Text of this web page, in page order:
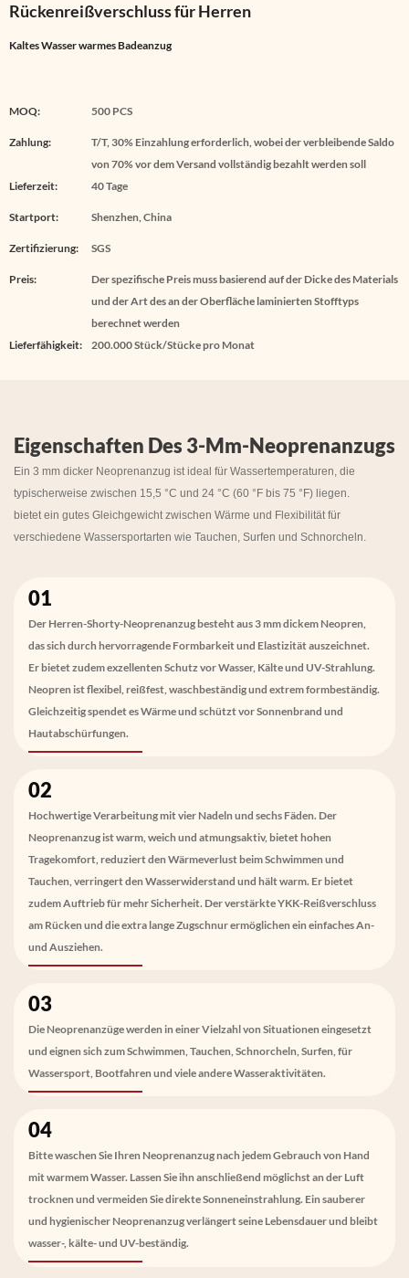
Rückenreißverschluss für Herren
Kaltes Wasser warmes Badeanzug
MOQ: 500 PCS
Zahlung:
T/T, 30% Einzahlung erforderlich, wobei der verbleibende Saldo
von 70% vor dem Versand vollständig bezahlt werden soll
Lieferzeit:
40 Tage
Startport: Shenzhen, China
Zertifizierung: SGS
Preis:
Der spezifische Preis muss basierend auf der Dicke des Materials
und der Art des an der Oberfläche laminierten Stofftyps
berechnet werden
Lieferfähigkeit:
200.000 Stück/Stücke pro Monat
Eigenschaften Des 3-Mm-Neoprenanzugs
Ein 3 mm dicker Neoprenanzug ist ideal für Wassertemperaturen, die
typischerweise zwischen 15,5 °C und 24 °C (60 °F bis 75 °F) liegen.
bietet ein gutes Gleichgewicht zwischen Wärme und Flexibilität für
verschiedene Wassersportarten wie Tauchen, Surfen und Schnorcheln.
01
Der Herren-Shorty-Neoprenanzug besteht aus 3 mm dickem Neopren,
das sich durch hervorragende Formbarkeit und Elastizität auszeichnet.
Er bietet zudem exzellenten Schutz vor Wasser, Kälte und UV-Strahlung.
Neopren ist flexibel, reißfest, waschbeständig und extrem formbeständig.
Gleichzeitig spendet es Wärme und schützt vor Sonnenbrand und
Hautabschürfungen.
02
Hochwertige Verarbeitung mit vier Nadeln und sechs Fäden. Der
Neoprenanzug ist warm, weich und atmungsaktiv, bietet hohen
Tragekomfort, reduziert den Wärmeverlust beim Schwimmen und
Tauchen, verringert den Wasserwiderstand und hält warm. Er bietet
zudem Auftrieb für mehr Sicherheit. Der verstärkte YKK-Reißverschluss
am Rücken und die extra lange Zugschnur ermöglichen ein einfaches An-
und Ausziehen.
03
Die Neoprenanzüge werden in einer Vielzahl von Situationen eingesetzt
und eignen sich zum Schwimmen, Tauchen, Schnorcheln, Surfen, für
Wassersport, Bootfahren und viele andere Wasseraktivitäten.
04
Bitte waschen Sie Ihren Neoprenanzug nach jedem Gebrauch von Hand
mit warmem Wasser. Lassen Sie ihn anschließend möglichst an der Luft
trocknen und vermeiden Sie direkte Sonneneinstrahlung. Ein sauberer
und hygienischer Neoprenanzug verlängert seine Lebensdauer und bleibt
wasser-, kälte- und UV-beständig.